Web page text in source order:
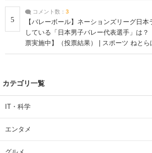
5
コメント数： 3
【バレーボール】ネーションズリーグ日
している「日本男子バレー代表選手」は？
票実施中】（投票結果） | スポーツ ねとら
カテゴリ一覧
IT・科学
エンタメ